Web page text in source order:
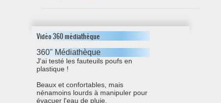
Vidéo 360 médiathèque
360" Médiathèque
J'ai testé les fauteuils poufs en
plastique !
Beaux et confortables, mais
nénamoins lourds à manipuler pour
évacuer l'eau de pluie.